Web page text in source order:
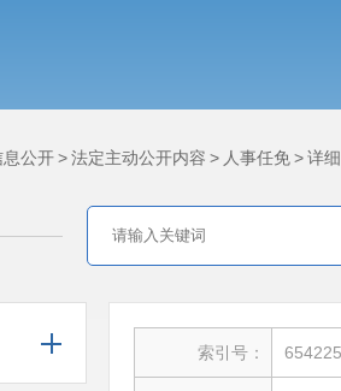
公开>法定主动公开内容 > 人事任免>详
索引号：